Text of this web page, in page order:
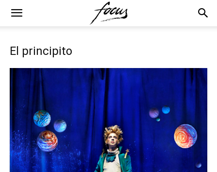
El principito